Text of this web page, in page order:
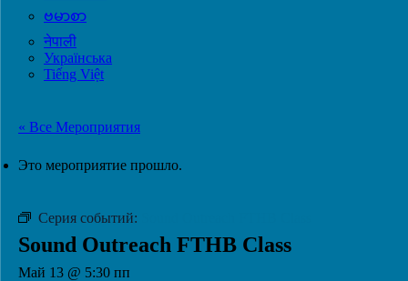
ဗမာစာ
नेपाली
Українська
Tiếng Việt
« Все Мероприятия
Это мероприятие прошло.
Серия событий:
Sound Outreach FTHB Class
Май 13 @ 5:30 пп